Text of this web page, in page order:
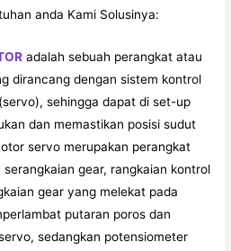
anda Kami Solusinya:
adalah sebuah perangkat atau
dirancang dengan sistem kontrol
sehingga dapat di set-up
dan memastikan posisi sudut
servo merupakan perangkat
gear, rangkaian kontrol
gear yang melekat pada
putaran poros dan
sedangkan potensiometer